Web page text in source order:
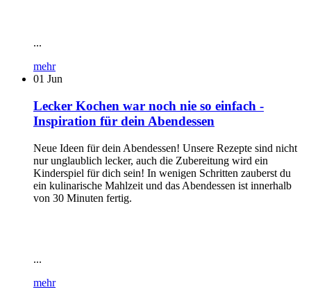
...
mehr
01 Jun
Lecker Kochen war noch nie so einfach -
Inspiration für dein Abendessen
Neue Ideen für dein Abendessen! Unsere Rezepte sind nicht
nur unglaublich lecker, auch die Zubereitung wird ein
Kinderspiel für dich sein! In wenigen Schritten zauberst du
ein kulinarische Mahlzeit und das Abendessen ist innerhalb
von 30 Minuten fertig.
...
mehr